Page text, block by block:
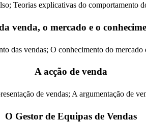
Teorias explicativas do comportamento
venda, o mercado e o
das vendas; O conhecimento do mercado
A acção de venda
de vendas; A argumentação de
O Gestor de Equipas de Vendas